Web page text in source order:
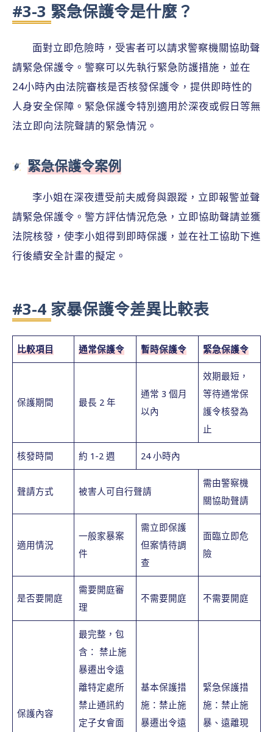
#3-3 緊急保護令是什麼？
面對立即危險時，受害者可以請求警察機關協助聲
請緊急保護令。警察可以先執行緊急防護措施，並在
24小時內由法院審核是否核發保護令，提供即時性的
人身安全保障。緊急保護令特別適用於深夜或假日等無
法立即向法院聲請的緊急情況。
緊急保護令案例
李小姐在深夜遭受前夫威脅與跟蹤，立即報警並聲
請緊急保護令。警方評估情況危急，立即協助聲請並獲
法院核發，使李小姐得到即時保護，並在社工協助下進
行後續安全計畫的擬定。
#3-4 家暴保護令差異比較表
比較項目 通常保護令 暫時保護令 緊急保護令
保護期間 最長 2 年
通常 3 個月
以內
效期最短，
等待通常保
護令核發為
止
核發時間 約 1-2 週 24 小時內
聲請方式 被害人可自行聲請
需由警察機
關協助聲請
適用情況
一般家暴案
件
需立即保護
但案情待調
查
面臨立即危
險
是否要開庭
需要開庭審
理
不需要開庭 不需要開庭
保護內容
最完整，包
含： 禁止施
暴遷出令遠
離特定處所
禁止通訊約
定子女會面
基本保護措
施：禁止施
暴遷出令遠
緊急保護措
施：禁止施
暴、遠離現